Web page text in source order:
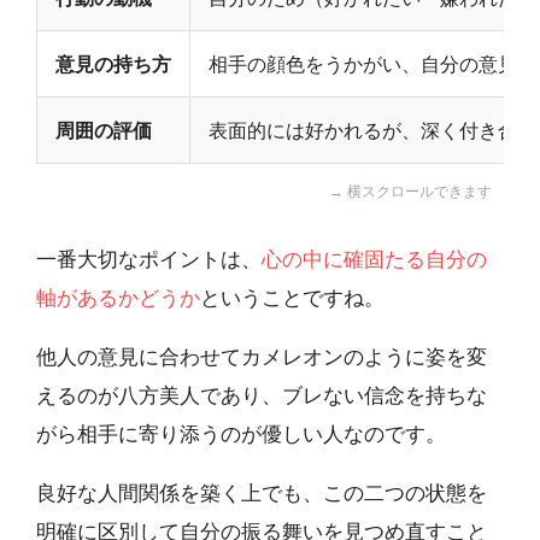
意見の持ち方 相手の顔色をうかがい、自分の意見
周囲の評価 表面的には好かれるが、深く付き合
一番大切なポイントは、 心の中に確固たる自分の
軸があるかどうかということですね。
他人の意見に合わせてカメレオンのように姿を変
えるのが八方美人であり、ブレない信念を持ちな
がら相手に寄り添うのが優しい人なのです。
良好な人間関係を築く上でも、この二つの状態を
明確に区別して自分の振る舞いを見つめ直すこと